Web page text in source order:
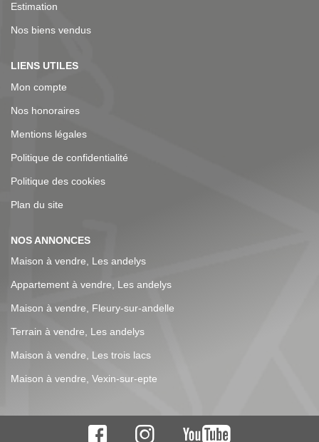
Estimation
Nos biens vendus
LIENS UTILES
Mon compte
Nos honoraires
Mentions légales
Politique de confidentialité
Politique des cookies
Plan du site
NOS ANNONCES
Maison à vendre, Les andelys
Appartement à vendre, Les andelys
Maison à vendre, Fleury-sur-andelle
Terrain à vendre, Les andelys
Maison à vendre, Les trois lacs
Maison à vendre, Vexin-sur-epte